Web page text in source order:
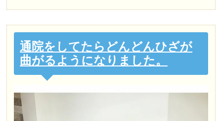
通院をしてたらどんどんひざが
曲がるようになりました。